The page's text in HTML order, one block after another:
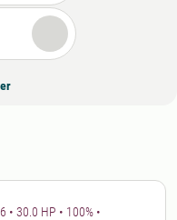
• 30.0 HP • 100% •